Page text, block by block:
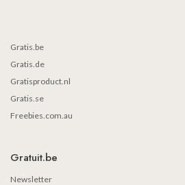
Gratis.be
Gratis.de
Gratisproduct.nl
Gratis.se
Freebies.com.au
Gratuit.be
Newsletter